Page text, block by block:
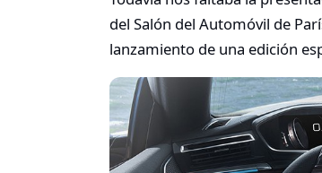
del Salón del Automóvil de
lanzamiento de una edición